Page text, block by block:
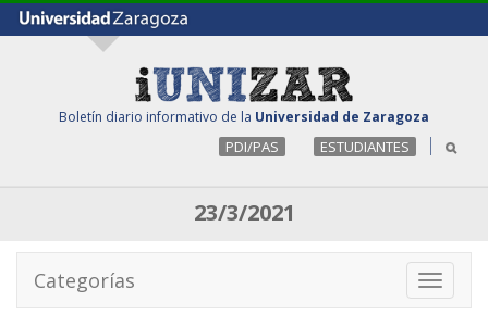
Boletín diario informativo de la Universidad de Zaragoza
PDI/PAS ESTUDIANTES
23/3/2021
Toggle
Categorías